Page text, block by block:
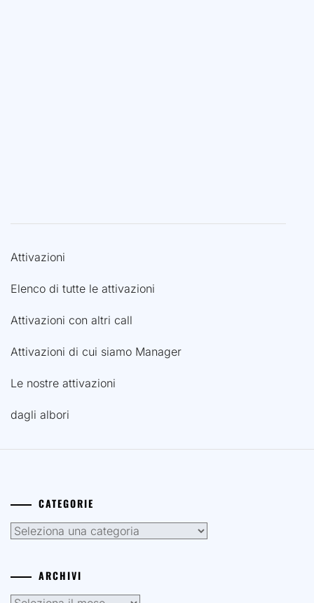
Attivazioni
Elenco di tutte le attivazioni
Attivazioni con altri call
Attivazioni di cui siamo Manager
Le nostre attivazioni
dagli albori
CATEGORIE
Categorie
ARCHIVI